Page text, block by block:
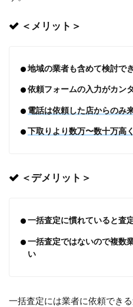
＜メリット＞
地域の業者も含めて検討で
依頼フォームの入力がカン
電話は依頼した店からのみ
下取りより数万〜数十万高
＜デメリット＞
一括査定に慣れていると査
一括査定ではないので複数
い
一括査定には業者に依頼でき